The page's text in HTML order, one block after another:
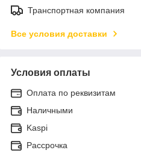
Транспортная компания
Все условия доставки
Условия оплаты
Оплата по реквизитам
Наличными
Kaspi
Рассрочка